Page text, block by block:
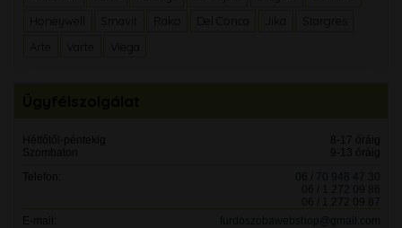
Honeywell
Smavit Del Conca
Stargres
Arte
Varte Viega
Hétfőtől-péntekig
8-17 óráig
Szombaton
9-13 óráig
Telefon:
06 / 70 948 47 30
06 / 1 272 09 86
06 / 1 272 09 87
furdoszobawebshop@gmail.com